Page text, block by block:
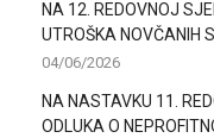
NA 12. REDOVNOJ
UTROŠKA NOVČANIH
04/06/2026
NA NASTAVKU 11.
ODLUKA O